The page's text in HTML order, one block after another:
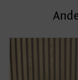
afleveradres.